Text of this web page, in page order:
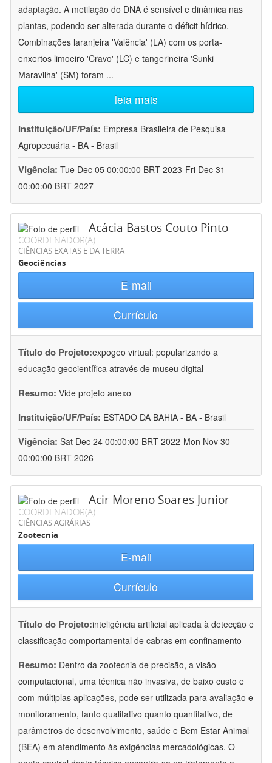
adaptação. A metilação do DNA é sensível e dinâmica nas
plantas, podendo ser alterada durante o déficit hídrico.
Combinações laranjeira 'Valência' (LA) com os porta-
enxertos limoeiro 'Cravo' (LC) e tangerineira 'Sunki
Maravilha' (SM) foram ...
leia mais
Instituição/UF/País: Empresa Brasileira de Pesquisa
Agropecuária - BA - Brasil
Vigência: Tue Dec 05 00:00:00 BRT 2023-Fri Dec 31
00:00:00 BRT 2027
Acácia Bastos Couto Pinto
COORDENADOR(A)
CIÊNCIAS EXATAS E DA TERRA
Geociências
E-mail
Currículo
Título do Projeto:expogeo virtual: popularizando a
educação geocientífica através de museu digital
Resumo: Vide projeto anexo
Instituição/UF/País: ESTADO DA BAHIA - BA - Brasil
Vigência: Sat Dec 24 00:00:00 BRT 2022-Mon Nov 30
00:00:00 BRT 2026
Acir Moreno Soares Junior
COORDENADOR(A)
CIÊNCIAS AGRÁRIAS
Zootecnia
E-mail
Currículo
Título do Projeto:inteligência artificial aplicada à detecção e
classificação comportamental de cabras em confinamento
Resumo: Dentro da zootecnia de precisão, a visão
computacional, uma técnica não invasiva, de baixo custo e
com múltiplas aplicações, pode ser utilizada para avaliação e
monitoramento, tanto qualitativo quanto quantitativo, de
parâmetros de desenvolvimento, saúde e Bem Estar Animal
(BEA) em atendimento às exigências mercadológicas. O